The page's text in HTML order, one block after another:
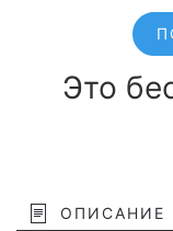
Это
ОПИСАНИЕ